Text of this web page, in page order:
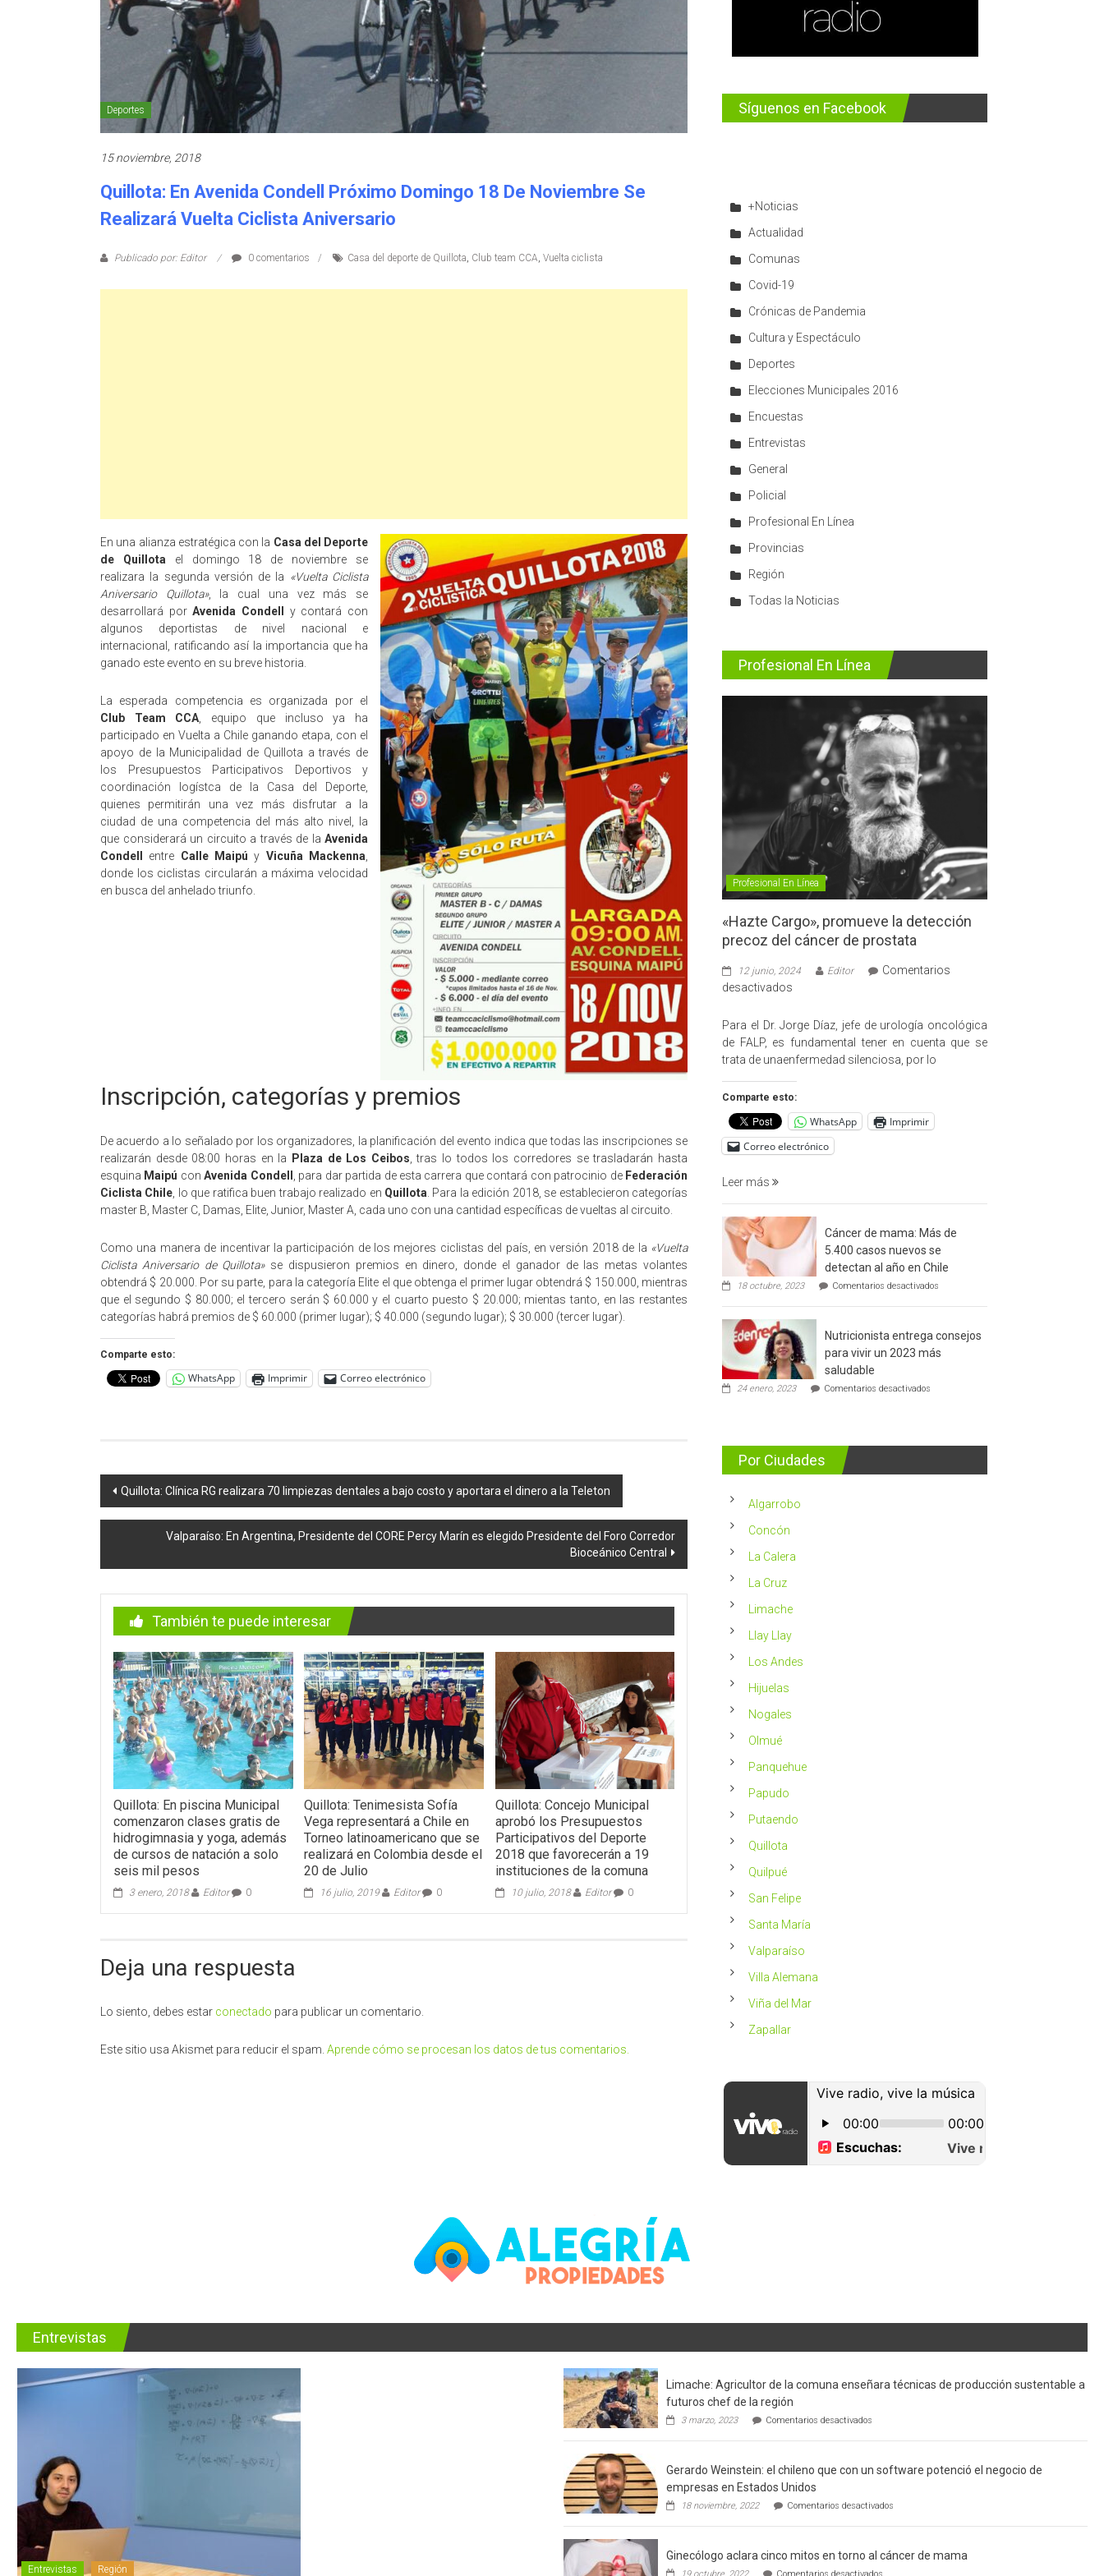
Deportes
15 noviembre, 2018
Quillota: En Avenida Condell Próximo Domingo 18 De Noviembre Se
Realizará Vuelta Ciclista Aniversario
Publicado por: Editor 0 comentarios Casa del deporte de Quillota, Club team CCA, Vuelta ciclista
En una alianza estratégica con la Casa del Deporte
de Quillota el domingo 18 de noviembre se
realizara la segunda versión de la «Vuelta Ciclista
Aniversario Quillota», la cual una vez más se
desarrollará porAvenida Condell
y contará con
algunos deportistas de nivel nacional e
internacional, ratificando así la importancia que ha
ganado este evento en su breve historia.
La esperada competencia es organizada por el
Club Team CCA , equipo que incluso ya ha
participado en Vuelta a Chile ganando etapa, con el
apoyo de la Municipalidad de Quillota a través de
los Presupuestos Participativos Deportivos y
coordinación logístca de la Casa del Deporte,
quienes permitirán una vez más disfrutar a la
ciudad de una competencia del más alto nivel, la
que considerará un circuito a través de la Avenida
Condell
entre Calle Maipú y Vicuña Mackenna
donde los ciclistas circularán a máxima velocidad
en busca del anhelado triunfo.
Inscripción, categorías y premios
De acuerdo a lo señalado por los organizadores, la planificación del evento indica que todas las inscripciones se
realizarán desde 08:00 horas en la
Plaza de Los Ceibos , tras lo todos los corredores se trasladarán hasta
esquina Maipú conAvenida Condell , para dar partida de esta carrera que contará con patrocinio de Federación
Ciclista Chile , lo que ratifica buen trabajo realizado en Quillota . Para la edición 2018, se establecieron categorías
master B, Master C, Damas, Elite, Junior, Master A, cada uno con una cantidad específicas de vueltas al circuito.
Como una manera de incentivar la participación de los mejores ciclistas del país, en versión 2018 de la «Vuelta
Ciclista Aniversario de Quillota»se dispusieron premios en dinero, donde el ganador de las metas volantes
obtendrá $ 20.000. Por su parte, para la categoría Elite el que obtenga el primer lugar obtendrá $ 150.000, mientras
que el segundo $ 80.000; el tercero serán $ 60.000 y el cuarto puesto $ 20.000; mientas tanto, en las restantes
categorías habrá premios de $ 60.000 (primer lugar); $ 40.000 (segundo lugar); $ 30.000 (tercer lugar).
Comparte esto:
WhatsApp Imprimir Correo electrónico
Navegación
de
entradas
Quillota: Clínica RG realizara 70 limpiezas dentales a bajo costo y aportara el dinero a la Teleton
Valparaíso: En Argentina, Presidente del CORE Percy Marín es elegido Presidente del Foro Corredor
Bioceánico Central
También te puede interesar
Quillota: En piscina Municipal
comenzaron clases gratis de
hidrogimnasia y yoga, además
de cursos de natación a solo
seis mil pesos
3 enero, 2018 Editor 0
Quillota: Tenimesista Sofía
Vega representará a Chile en
Torneo latinoamericano que se
realizará en Colombia desde el
20 de Julio
16 julio, 2019 Editor 0
Quillota: Concejo Municipal
aprobó los Presupuestos
Participativos del Deporte
2018 que favorecerán a 19
instituciones de la comuna
10 julio, 2018 Editor 0
Deja una respuesta
Lo siento, debes estar conectado para publicar un comentario.
Este sitio usa Akismet para reducir el spam. Aprende cómo se procesan los datos de tus comentarios.
Síguenos en Facebook
+Noticias
Actualidad
Comunas
Covid-19
Crónicas de Pandemia
Cultura y Espectáculo
Deportes
Elecciones Municipales 2016
Encuestas
Entrevistas
General
Policial
Profesional En Línea
Provincias
Región
Todas la Noticias
Profesional En Línea
Profesional En Línea
«Hazte Cargo», promueve la detección
precoz del cáncer de prostata
12 junio, 2024 Editor
Comentarios
desactivados
Cargo»,
promueve
la
cáncer
de
prostata
Para el Dr. Jorge Díaz, jefe de urología oncológica
de FALP, es fundamental tener en cuenta que se
trata de unaenfermedad silenciosa, por lo
Comparte esto:
WhatsApp
Imprimir
Correo electrónico
Leer más
Cáncer de mama: Más de
5.400 casos nuevos se
detectan al año en Chile
18 octubre, 2023 Comentarios desactivados
de
Más
Nutricionista entrega consejos
para vivir un 2023 más
saludable
24 enero, 2023 Comentarios desactivados
2023
Por Ciudades
Algarrobo
Concón
La Calera
La Cruz
Limache
Llay Llay
Los Andes
Hijuelas
Nogales
Olmué
Panquehue
Papudo
Putaendo
Quillota
Quilpué
San Felipe
Santa María
Valparaíso
Villa Alemana
Viña del Mar
Zapallar
Entrevistas
Entrevistas Región
Limache: Agricultor de la comuna enseñara técnicas de producción sustentable a
futuros chef de la región
3 marzo, 2023 Comentarios desactivadosen
Agricultor
la
técnicas
a
Gerardo Weinstein: el chileno que con un software potenció el negocio de
empresas en Estados Unidos
18 noviembre, 2022 Comentarios desactivadosen
Weinstein:
chileno
Ginecólogo aclara cinco mitos en torno al cáncer de mama
en